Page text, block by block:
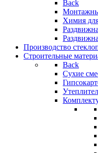
Back
Химия
Производство
Строительные
Back
Сухие